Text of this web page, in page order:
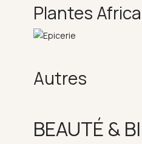
Plantes
Autres
BEAUTÉ &